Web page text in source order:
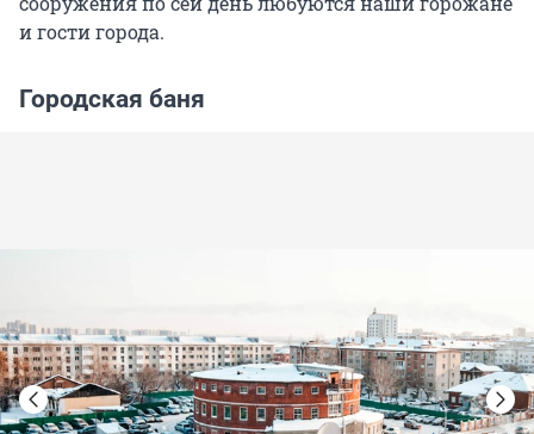
и гости города.
Городская баня